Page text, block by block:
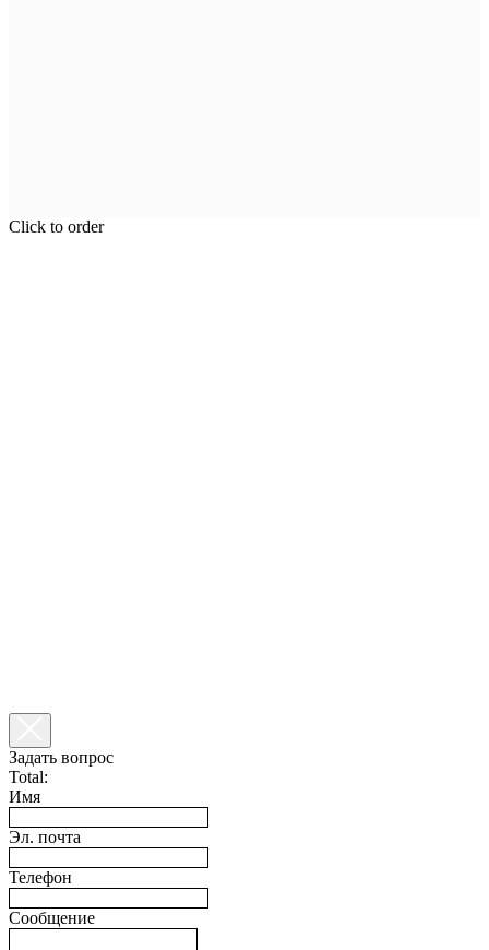
Click to order
Задать вопрос
Total:
Имя
Эл. почта
Телефон
Сообщение